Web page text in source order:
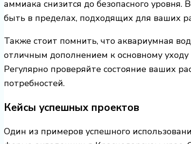
аммиака снизится до безопасного
быть в пределах, подходящих для ваших
Также стоит помнить, что аквариумная
отличным дополнением к основному уходу
Регулярно проверяйте состояние ваших
потребностей.
Кейсы успешных проектов
Один из примеров успешного